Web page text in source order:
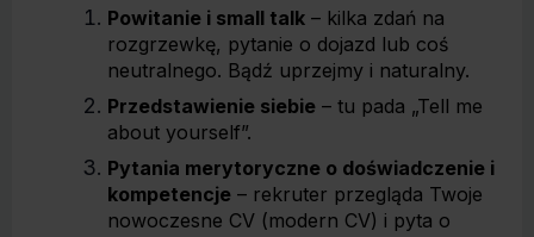
Powitanie i small talk – kilka zdań na
rozgrzewkę, pytanie o dojazd lub coś
neutralnego. Bądź uprzejmy i naturalny.
Przedstawienie siebie – tu pada „Tell me
about yourself”.
Pytania merytoryczne o doświadczenie i
kompetencje – rekruter przegląda Twoje
nowoczesne CV (modern CV) i pyta o